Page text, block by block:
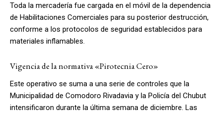
Toda la mercadería fue cargada en el móvil de la dependencia
de Habilitaciones Comerciales para su posterior destrucción,
conforme a los protocolos de seguridad establecidos para
materiales inflamables.
Vigencia de la normativa «Pirotecnia Cero»
Este operativo se suma a una serie de controles que la
Municipalidad de Comodoro Rivadavia y la Policía del Chubut
intensificaron durante la última semana de diciembre. Las